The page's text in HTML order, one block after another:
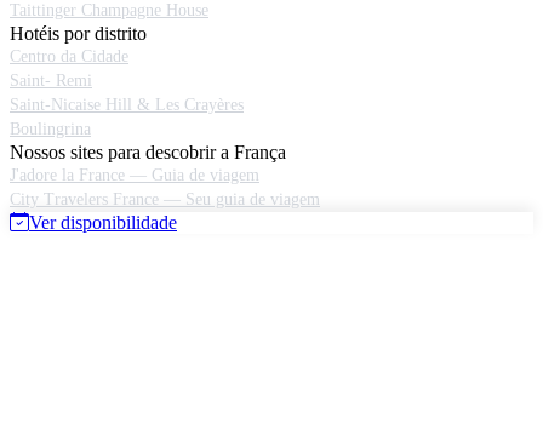
Taittinger Champagne House
Hotéis por distrito
Centro da Cidade
Saint- Remi
Saint-Nicaise Hill & Les Crayères
Boulingrina
Nossos sites para descobrir a França
J'adore la France — Guia de viagem
City Travelers France — Seu guia de viagem
Ver disponibilidade